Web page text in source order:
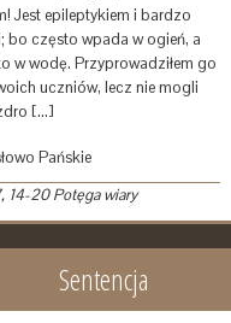
Jest epileptykiem i bardzo
bo często wpada w ogień, a
w wodę. Przyprowadziłem go
uczniów, lecz nie mogli
[…]
Pańskie
14-20 Potęga wiary
Sentencja